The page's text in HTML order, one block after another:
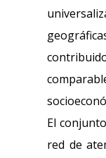
El
red de